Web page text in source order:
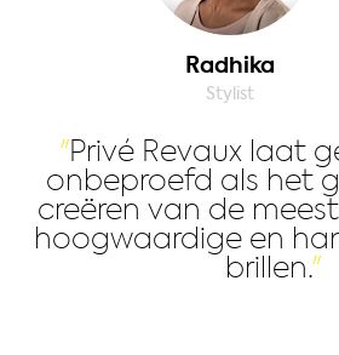
Radhika
Stylist
Privé Revaux laat
onbeproefd als het
creëren van de
hoogwaardige en
brillen.